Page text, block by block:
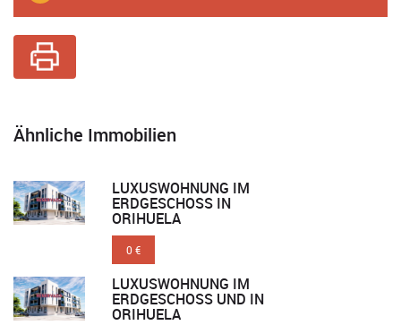
Ähnliche Immobilien
LUXUSWOHNUNG IM
ERDGESCHOSS IN
ORIHUELA
0 €
LUXUSWOHNUNG IM
ERDGESCHOSS UND IN
ORIHUELA